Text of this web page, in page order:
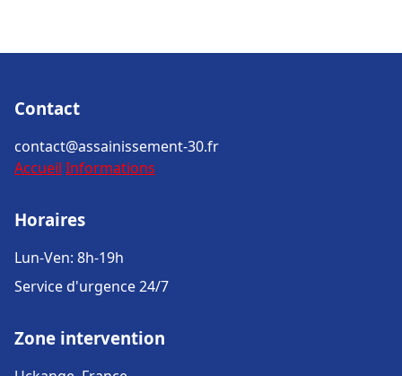
Contact
contact@assainissement-30.fr
Accueil Informations
Horaires
Lun-Ven: 8h-19h
Service d'urgence 24/7
Zone intervention